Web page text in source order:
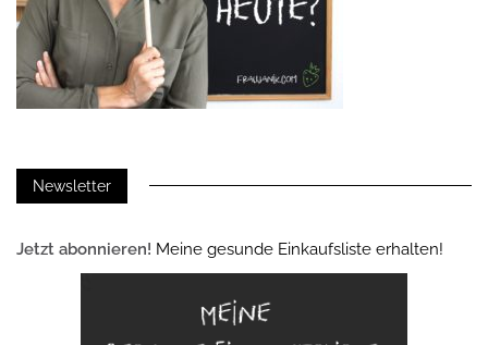
Newsletter
Jetzt abonnieren! Meine gesunde Einkaufsliste erhalten!